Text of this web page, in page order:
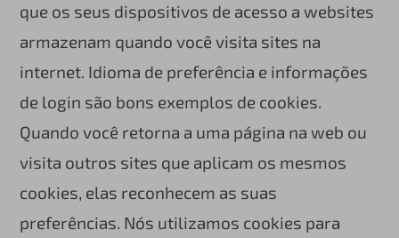
que os seus dispositivos de acesso a websites
armazenam quando você visita sites na
internet. Idioma de preferência e informações
de login são bons exemplos de cookies.
Quando você retorna a uma página na web ou
visita outros sites que aplicam os mesmos
cookies, elas reconhecem as suas
preferências. Nós utilizamos cookies para